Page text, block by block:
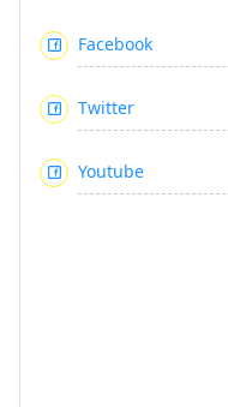
Facebook
Twitter
Youtube